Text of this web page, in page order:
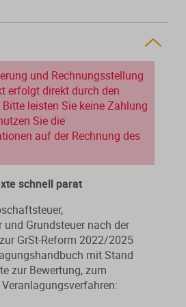
in Kürze
– entdecken
in Kürze
Programm
und Rechnungsstellung
erfolgt direkt durch den
Bitte leisten Sie keine Zahlung
Sie die
auf der Rechnung des
schnell parat
und Grundsteuer nach der
GrSt-Reform 2022/2025
mit Stand
zur Bewertung, zum